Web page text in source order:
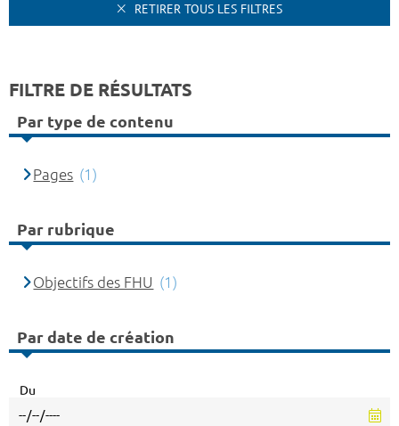
RETIRER TOUS LES FILTRES
FILTRE DE RÉSULTATS
Par type de contenu
Pages (1)
Par rubrique
Objectifs des FHU (1)
Par date de création
Du